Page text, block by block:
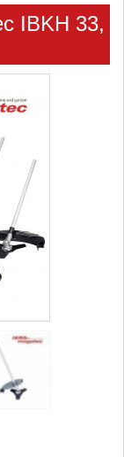
IBKH 33,